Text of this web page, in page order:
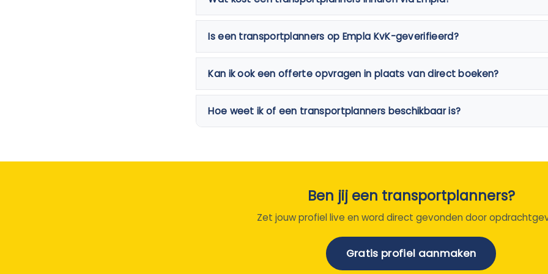
Is een transportplanners op Empla KvK-geverifieerd?
Kan ik ook een offerte opvragen in plaats van direct boeken?
Hoe weet ik of een transportplanners beschikbaar is?
Ben jij een transportplanners?
Zet jouw profiel live en word direct gevonden door
Gratis profiel aanmaken